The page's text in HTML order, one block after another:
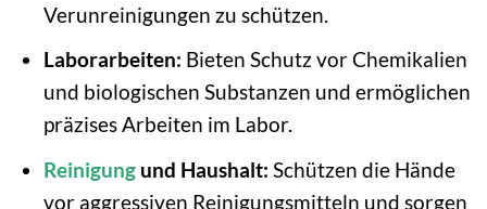
Verunreinigungen zu schützen.
Laborarbeiten: Bieten Schutz vor Chemikalien
und biologischen Substanzen und ermöglichen
präzises Arbeiten im Labor.
Reinigungund Haushalt: Schützen die Hände
vor aggressiven Reinigungsmitteln und sorgen